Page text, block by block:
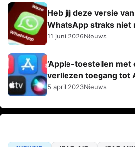
Heb jij deze versie
WhatsApp straks niet
11 juni 2026Nieuws
‘Apple-toestellen met
verliezen toegang tot
5 april 2023Nieuws